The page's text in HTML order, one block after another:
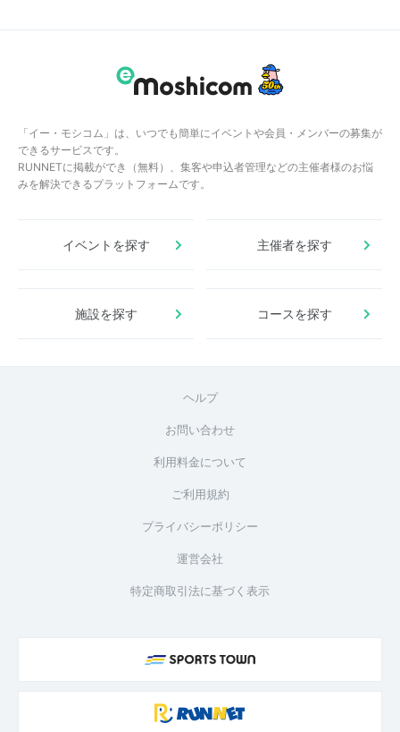
「イー・モシコム」は、いつでも簡単にイベントや会員・メンバーの募集が
できるサービスです。
RUNNETに掲載ができ（無料）、集客や申込者管理などの主催者様のお悩
みを解決できるプラットフォームです。
イベントを探す 主催者を探す
施設を探す コースを探す
ヘルプ
お問い合わせ
利用料金について
ご利用規約
プライバシーポリシー
運営会社
特定商取引法に基づく表示